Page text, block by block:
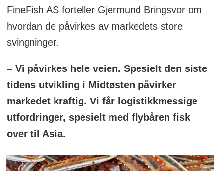
FineFish AS forteller Gjermund Bringsvor om
hvordan de påvirkes av markedets store
svingninger.
– Vi påvirkes hele veien. Spesielt den siste
tidens utvikling i Midtøsten påvirker
markedet kraftig. Vi får logistikkmessige
utfordringer, spesielt med flybåren fisk
over til Asia.